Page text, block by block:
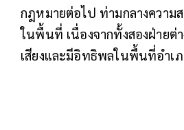
กฎหมายต่อไป ท่ามกลางความ
ในพื้นที่ เนื่องจากทั้งสองฝ่ายต่
เสียงและมีอิทธิพลในพื้นที่อำเ